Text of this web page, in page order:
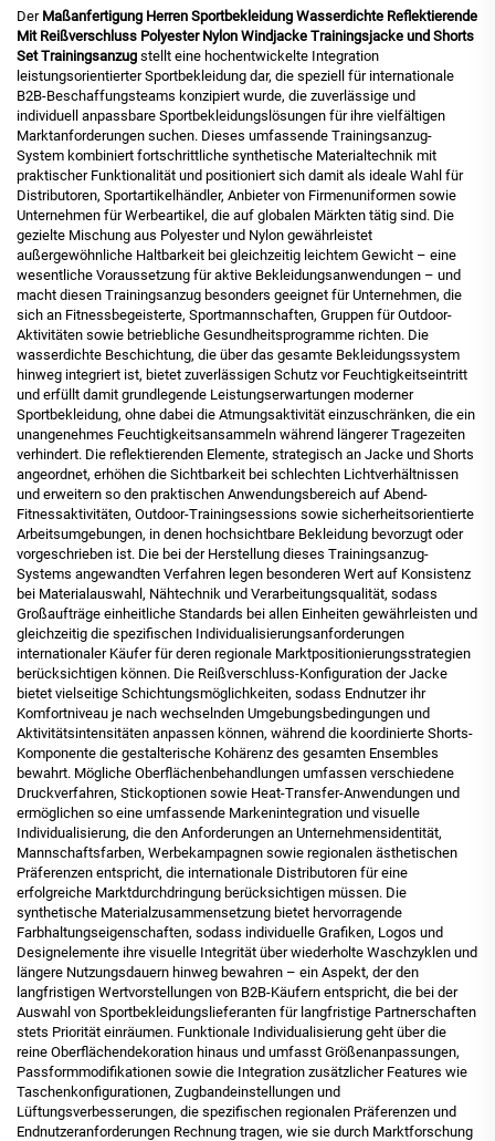
Der Maßanfertigung Herren Sportbekleidung Wasserdichte Reflektierende
Mit Reißverschluss Polyester Nylon Windjacke Trainingsjacke und Shorts
Set Trainingsanzug stellt eine hochentwickelte Integration
leistungsorientierter Sportbekleidung dar, die speziell für internationale
B2B-Beschaffungsteams konzipiert wurde, die zuverlässige und
individuell anpassbare Sportbekleidungslösungen für ihre vielfältigen
Marktanforderungen suchen. Dieses umfassende Trainingsanzug-
System kombiniert fortschrittliche synthetische Materialtechnik mit
praktischer Funktionalität und positioniert sich damit als ideale Wahl für
Distributoren, Sportartikelhändler, Anbieter von Firmenuniformen sowie
Unternehmen für Werbeartikel, die auf globalen Märkten tätig sind. Die
gezielte Mischung aus Polyester und Nylon gewährleistet
außergewöhnliche Haltbarkeit bei gleichzeitig leichtem Gewicht – eine
wesentliche Voraussetzung für aktive Bekleidungsanwendungen – und
macht diesen Trainingsanzug besonders geeignet für Unternehmen, die
sich an Fitnessbegeisterte, Sportmannschaften, Gruppen für Outdoor-
Aktivitäten sowie betriebliche Gesundheitsprogramme richten. Die
wasserdichte Beschichtung, die über das gesamte Bekleidungssystem
hinweg integriert ist, bietet zuverlässigen Schutz vor Feuchtigkeitseintritt
und erfüllt damit grundlegende Leistungserwartungen moderner
Sportbekleidung, ohne dabei die Atmungsaktivität einzuschränken, die ein
unangenehmes Feuchtigkeitsansammeln während längerer Tragezeiten
verhindert. Die reflektierenden Elemente, strategisch an Jacke und Shorts
angeordnet, erhöhen die Sichtbarkeit bei schlechten Lichtverhältnissen
und erweitern so den praktischen Anwendungsbereich auf Abend-
Fitnessaktivitäten, Outdoor-Trainingsessions sowie sicherheitsorientierte
Arbeitsumgebungen, in denen hochsichtbare Bekleidung bevorzugt oder
vorgeschrieben ist. Die bei der Herstellung dieses Trainingsanzug-
Systems angewandten Verfahren legen besonderen Wert auf Konsistenz
bei Materialauswahl, Nähtechnik und Verarbeitungsqualität, sodass
Großaufträge einheitliche Standards bei allen Einheiten gewährleisten und
gleichzeitig die spezifischen Individualisierungsanforderungen
internationaler Käufer für deren regionale Marktpositionierungsstrategien
berücksichtigen können. Die Reißverschluss-Konfiguration der Jacke
bietet vielseitige Schichtungsmöglichkeiten, sodass Endnutzer ihr
Komfortniveau je nach wechselnden Umgebungsbedingungen und
Aktivitätsintensitäten anpassen können, während die koordinierte Shorts-
Komponente die gestalterische Kohärenz des gesamten Ensembles
bewahrt. Mögliche Oberflächenbehandlungen umfassen verschiedene
Druckverfahren, Stickoptionen sowie Heat-Transfer-Anwendungen und
ermöglichen so eine umfassende Markenintegration und visuelle
Individualisierung, die den Anforderungen an Unternehmensidentität,
Mannschaftsfarben, Werbekampagnen sowie regionalen ästhetischen
Präferenzen entspricht, die internationale Distributoren für eine
erfolgreiche Marktdurchdringung berücksichtigen müssen. Die
synthetische Materialzusammensetzung bietet hervorragende
Farbhaltungseigenschaften, sodass individuelle Grafiken, Logos und
Designelemente ihre visuelle Integrität über wiederholte Waschzyklen und
längere Nutzungsdauern hinweg bewahren – ein Aspekt, der den
langfristigen Wertvorstellungen von B2B-Käufern entspricht, die bei der
Auswahl von Sportbekleidungslieferanten für langfristige Partnerschaften
stets Priorität einräumen. Funktionale Individualisierung geht über die
reine Oberflächendekoration hinaus und umfasst Größenanpassungen,
Passformmodifikationen sowie die Integration zusätzlicher Features wie
Taschenkonfigurationen, Zugbandeinstellungen und
Lüftungsverbesserungen, die spezifischen regionalen Präferenzen und
Endnutzeranforderungen Rechnung tragen, wie sie durch Marktforschung